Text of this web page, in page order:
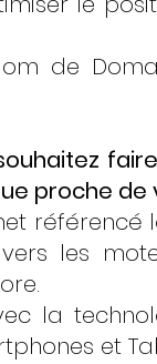
de
proche
les
la
et